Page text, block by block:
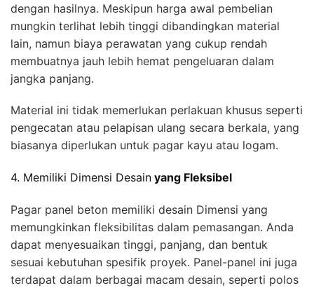
dengan hasilnya. Meskipun harga awal pembelian
mungkin terlihat lebih tinggi dibandingkan material
lain, namun biaya perawatan yang cukup rendah
membuatnya jauh lebih hemat pengeluaran dalam
jangka panjang.
Material ini tidak memerlukan perlakuan khusus seperti
pengecatan atau pelapisan ulang secara berkala, yang
biasanya diperlukan untuk pagar kayu atau logam.
4. Memiliki Dimensi Desain yang Fleksibel
Pagar panel beton memiliki desain Dimensi yang
memungkinkan fleksibilitas dalam pemasangan. Anda
dapat menyesuaikan tinggi, panjang, dan bentuk
sesuai kebutuhan spesifik proyek. Panel-panel ini juga
terdapat dalam berbagai macam desain, seperti polos